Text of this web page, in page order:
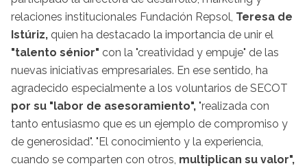
relaciones institucionales Fundación Repsol, Teresa de
Istúriz, quien ha destacado la importancia de unir el
"talento sénior" con la "creatividad y empuje" de las
nuevas iniciativas empresariales. En ese sentido, ha
agradecido especialmente a los voluntarios de SECOT
por su "labor de asesoramiento", "realizada con
tanto entusiasmo que es un ejemplo de compromiso y
de generosidad". "El conocimiento y la experiencia,
cuando se comparten con otros, multiplican su valor",